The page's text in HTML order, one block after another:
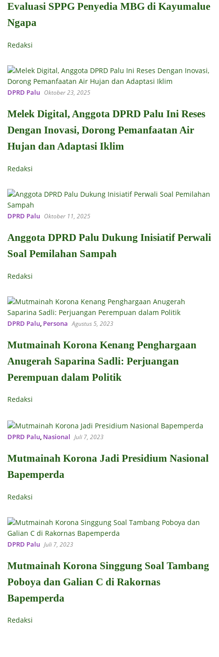
Evaluasi SPPG Penyedia MBG di Kayumalue
Ngapa
Redaksi
DPRD Palu Oktober 23, 2025
Melek Digital, Anggota DPRD Palu Ini Reses
Dengan Inovasi, Dorong Pemanfaatan Air
Hujan dan Adaptasi Iklim
Redaksi
DPRD Palu Oktober 11, 2025
Anggota DPRD Palu Dukung Inisiatif Perwali
Soal Pemilahan Sampah
Redaksi
DPRD Palu Persona Agustus 5, 2023
Mutmainah Korona Kenang Penghargaan
Anugerah Saparina Sadli: Perjuangan
Perempuan dalam Politik
Redaksi
DPRD Palu, Nasional Juli 7, 2023
Mutmainah Korona Jadi Presidium Nasional
Bapemperda
Redaksi
DPRD Palu Juli 7, 2023
Mutmainah Korona Singgung Soal Tambang
Poboya dan Galian C di Rakornas
Bapemperda
Redaksi